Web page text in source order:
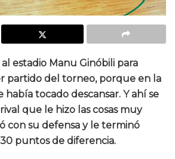
estadio Manu Ginóbili para
partido del torneo, porque en la
había tocado descansar. Y ahí se
que le hizo las cosas muy
con su defensa y le terminó
puntos de diferencia.